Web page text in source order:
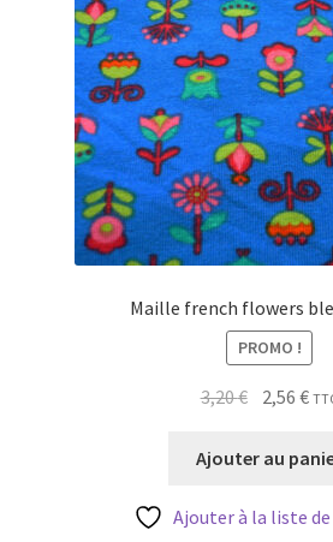
Wishlist
Paiement
Panier
Plan du site
Possibilité de retrait gratuit
Maille french flowers
PROMO !
3,20€ Le
initial
3,20 €.
2,56€Le
Ajouter au
Ajouter à la liste